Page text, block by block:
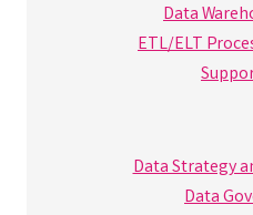
Data
ETL/ELT
Data Strategy
Data